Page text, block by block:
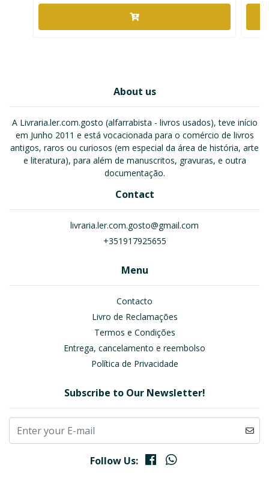
About us
A Livraria.ler.com.gosto (alfarrabista - livros usados), teve início
em Junho 2011 e está vocacionada para o comércio de livros
antigos, raros ou curiosos (em especial da área de história, arte
e literatura), para além de manuscritos, gravuras, e outra
documentação.
Contact
livraria.ler.com.gosto@gmail.com
+351917925655
Menu
Contacto
Livro de Reclamações
Termos e Condições
Entrega, cancelamento e reembolso
Política de Privacidade
Subscribe to Our Newsletter!
Follow Us: